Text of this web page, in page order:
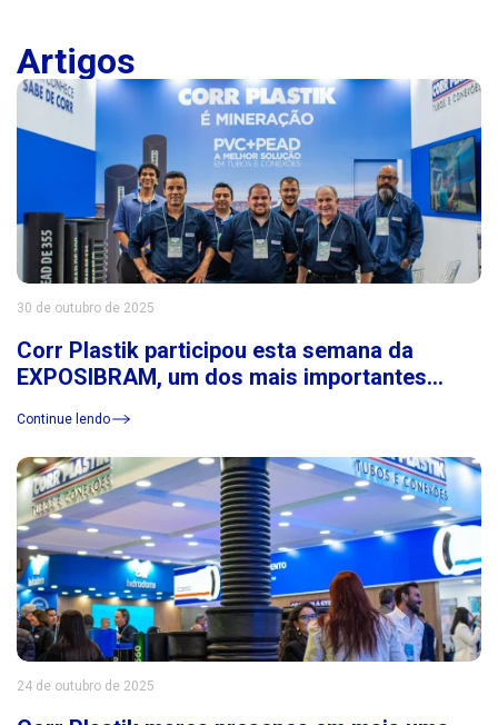
Artigos
30 de outubro de 2025
Corr Plastik participou esta semana da
EXPOSIBRAM, um dos mais importantes
Latina
Continue lendo
24 de outubro de 2025